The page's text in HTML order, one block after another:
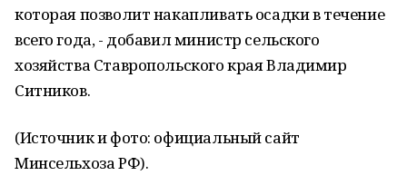
которая позволит накапливать осадки в течение
всего года, - добавил министр сельского
хозяйства Ставропольского края Владимир
Ситников.
(Источник и фото: официальный сайт
Минсельхоза РФ).